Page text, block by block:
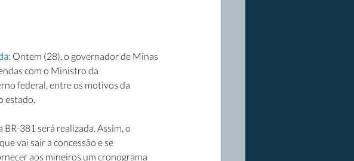
Ontem (28), o governador de Minas
com o Ministro da
federal, entre os motivos da
estado.
381 será realizada. Assim, o
vai sair a concessão e se
aos mineiros um cronograma